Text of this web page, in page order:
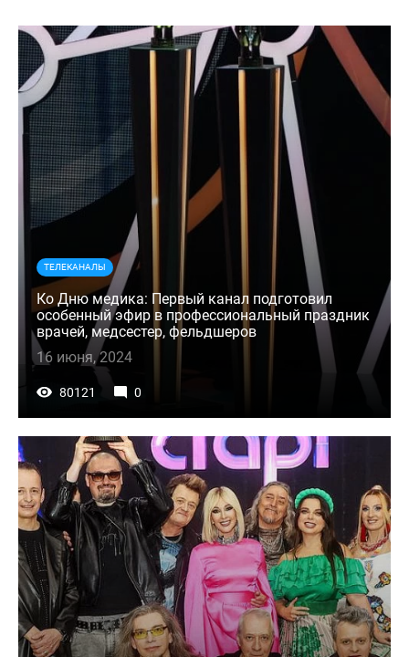
ТЕЛЕКАНАЛЫ
Ко Дню медика: Первый канал подготовил
особенный эфир в профессиональный праздник
врачей, медсестер, фельдшеров
16 июня, 2024
80121 0